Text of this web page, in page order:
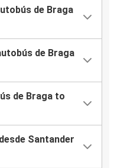
de Braga
de Braga
de Braga to
Santander